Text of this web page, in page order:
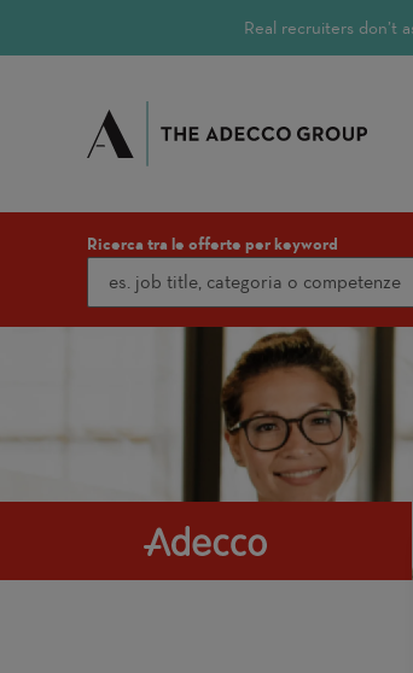
Real recruiters don’t
Ricerca tra le offerte per keyword